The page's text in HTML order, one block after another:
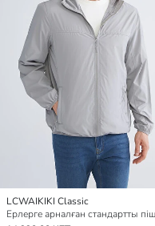
LCWAIKIKI Classic